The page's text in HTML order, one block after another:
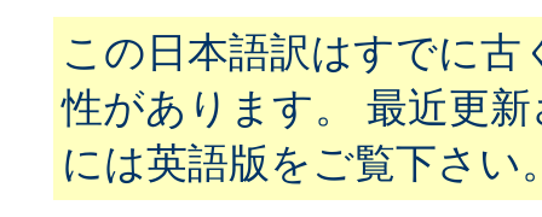
この日本語訳はすでに古
性があります。 最近更
には英語版をご覧下さい